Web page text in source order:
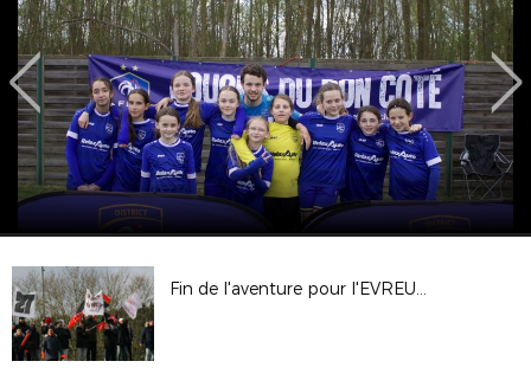
Fin de l'aventure pour l'EVREUX FC27